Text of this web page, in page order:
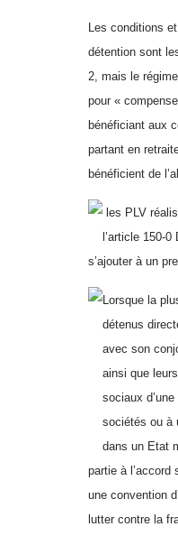
Les conditions
détention sont
2, mais le
pour «
bénéficiant aux
partant en
bénéficient de
les PLV
l’article 150-
s’ajouter à un
Lorsque la
détenus
avec son
ainsi que
sociaux
sociétés ou à
dans un Etat
partie à l’accord
une convention
lutter contre la